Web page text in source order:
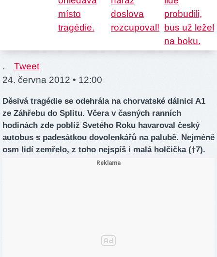
.
Tweet
24. června 2012 • 12:00
Děsivá tragédie se odehrála na chorvatské dálnici A1
ze Záhřebu do Splitu. Včera v časných ranních
hodinách zde poblíž Svetého Roku havaroval český
autobus s padesátkou dovolenkářů na palubě. Nejméně
osm lidí zemřelo, z toho nejspíš i malá holčička (†7).